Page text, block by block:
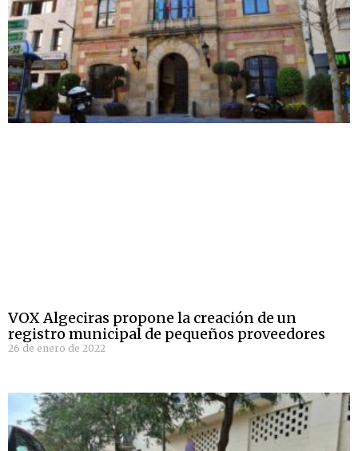
VOX Algeciras propone la creación de un
registro municipal de pequeños proveedores
26 de enero de 2022